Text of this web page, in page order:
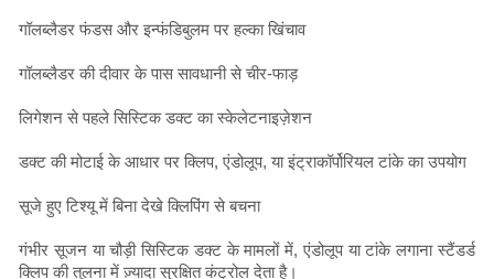
गॉलब्लैडर फंडस और इन्फंडिबुलम पर हल्का खिंचाव
गॉलब्लैडर की दीवार के पास सावधानी से चीर-फाड़
लिगेशन से पहले सिस्टिक डक्ट का स्केलेटनाइज़ेशन
डक्ट की मोटाई के आधार पर क्लिप, एंडोलूप, या इंट्राकॉर्पोरियल टांके का उपयोग
सूजे हुए टिश्यू में बिना देखे क्लिपिंग से बचना
गंभीर सूजन या चौड़ी सिस्टिक डक्ट के मामलों में, एंडोलूप या टांके लगाना स्टैंडर्ड
क्लिप की तुलना में ज़्यादा सुरक्षित कंट्रोल देता है।